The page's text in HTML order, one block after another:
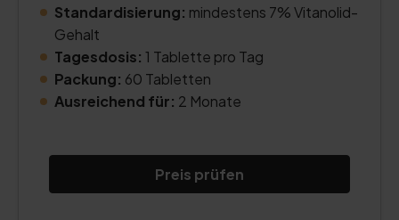
Standardisierung: mindestens 7% Vitanolid-
Gehalt
Tagesdosis: 1 Tablette pro Tag
Packung: 60 Tabletten
Ausreichend für: 2 Monate
Preis prüfen